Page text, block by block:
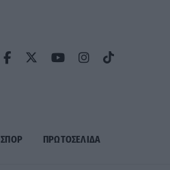
ΣΠΟΡ ΠΡΩΤΟΣΈΛΙΔΑ